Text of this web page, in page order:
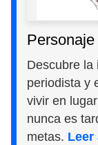
Descubre la
periodista y
vivir en
nunca es
metas. Leer